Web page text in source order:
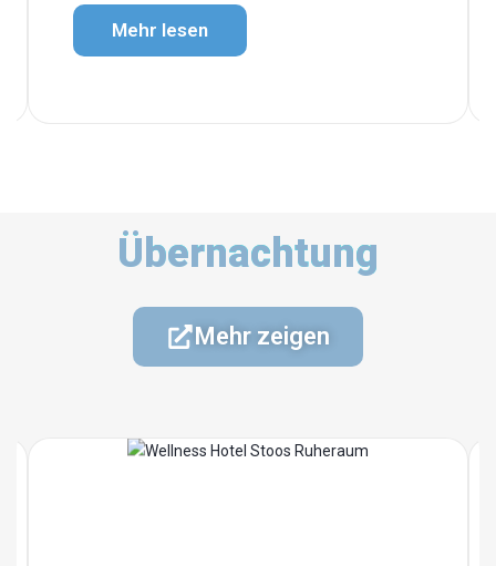
Mehr lesen
Übernachtung
Mehr zeigen